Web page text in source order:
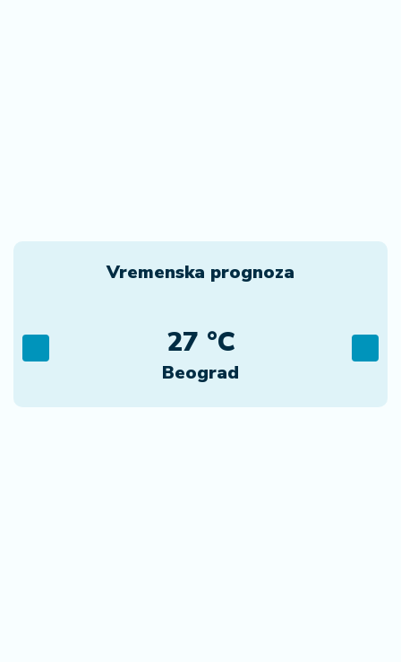
Vremenska prognoza
Beograd
27 °C